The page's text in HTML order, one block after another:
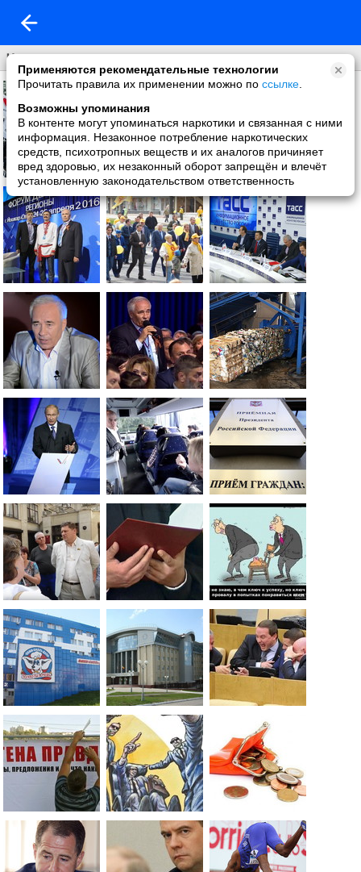
Применяются рекомендательные технологии
Прочитать правила их применении можно по ссылке
Возможны упоминания
В контенте могут упоминаться наркотики и связанная с ними
информация. Незаконное потребление наркотических
средств, психотропных веществ и их аналогов причиняет
вред здоровью, их незаконный оборот запрещён и влечёт
установленную законодательством ответственность
Что нового